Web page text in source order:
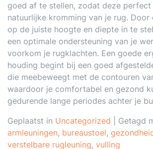
goed af te stellen, zodat deze
natuurlijke kromming van je rug. Door
op de juiste hoogte en diepte in te
een optimale ondersteuning van je
voorkom je rugklachten. Een goede
houding begint bij een goed
die meebeweegt met de contouren
waardoor je comfortabel en gezond
gedurende lange periodes achter je
Geplaatst in Uncategorized
Getagd
armleuningen, bureaustoel,
verstelbare rugleuning, vulling